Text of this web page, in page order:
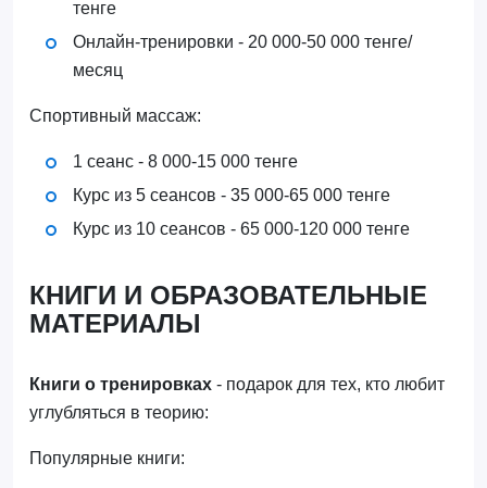
тенге
Онлайн-тренировки - 20 000-50 000 тенге/
месяц
Спортивный массаж:
1 сеанс - 8 000-15 000 тенге
Курс из 5 сеансов - 35 000-65 000 тенге
Курс из 10 сеансов - 65 000-120 000 тенге
КНИГИ И ОБРАЗОВАТЕЛЬНЫЕ
МАТЕРИАЛЫ
Книги о тренировках- подарок для тех, кто любит
углубляться в теорию:
Популярные книги: